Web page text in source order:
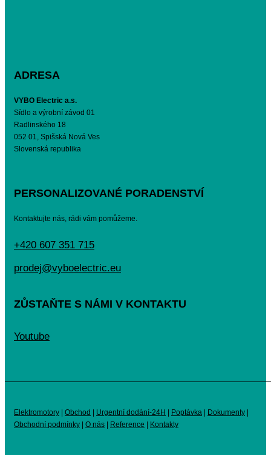
ADRESA
VYBO Electric a.s.
Sídlo a výrobní závod 01
Radlinského 18
052 01, Spišská Nová Ves
Slovenská republika
PERSONALIZOVANÉ PORADENSTVÍ
Kontaktujte nás, rádi vám pomůžeme.
+420 607 351 715
prodej@vyboelectric.eu
ZŮSTAŇTE S NÁMI V KONTAKTU
Youtube
Elektromotory Obchod Urgentní dodání-24H Poptávka Dokumenty
Obchodní podmínky
O nás Reference Kontakty